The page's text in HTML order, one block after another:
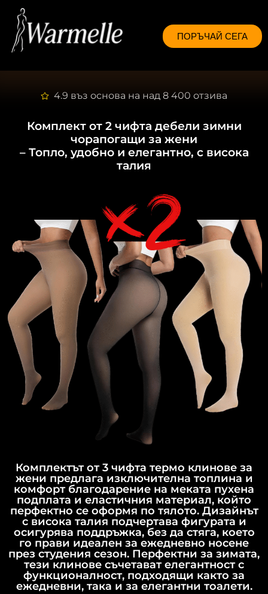
ПОРЪЧАЙ СЕГА
4.9 въз основа на над 8 400 отзива
Комплект от 2 чифта дебели зимни
чорапогащи за жени
– Топло, удобно и елегантно, с висока
талия
Комплектът от 3 чифта термо клинове за
жени предлага изключителна топлина и
комфорт благодарение на меката пухена
подплата и еластичния материал, който
перфектно се оформя по тялото. Дизайнът
с висока талия подчертава фигурата и
осигурява поддръжка, без да стяга, което
го прави идеален за ежедневно носене
през студения сезон. Перфектни за зимата,
тези клинове съчетават елегантност с
функционалност, подходящи както за
ежедневни, така и за елегантни тоалети.